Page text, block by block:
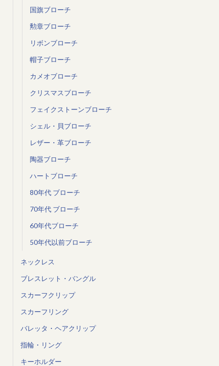
国旗ブローチ
勲章ブローチ
リボンブローチ
帽子ブローチ
カメオブローチ
クリスマスブローチ
フェイクストーンブローチ
シェル・貝ブローチ
レザー・革ブローチ
陶器ブローチ
ハートブローチ
80年代 ブローチ
70年代 ブローチ
60年代ブローチ
50年代以前ブローチ
ネックレス
ブレスレット・バングル
スカーフクリップ
スカーフリング
バレッタ・ヘアクリップ
指輪・リング
キーホルダー